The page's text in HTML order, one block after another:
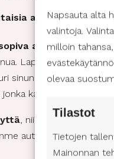
Napsauta alta
valintoja.
milloin
olevaa
Tilastot
Tietojen
Mainonnan
avustajia
avustaja.Yli 3
Lappeenrannassa
sinun tarpeisiisi ja
kanssa tunnet olosi
, niin etsitään
auttaa sinua